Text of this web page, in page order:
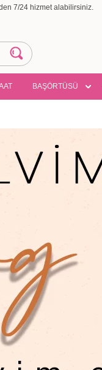
7/24 hizmet alabilirsiniz.
BAŞÖRTÜSÜ